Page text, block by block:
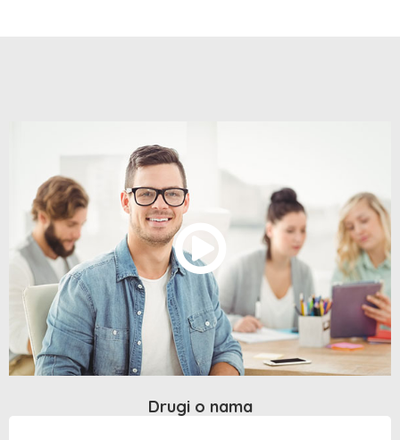
Drugi o nama